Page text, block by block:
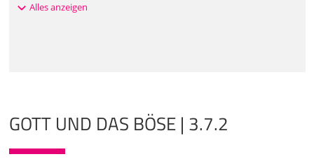
hat in der Pause. Auch jetzt möchte ich vorneweg sagen,
01:04
Also ich rüttel schon ein bisschen. Ich fühle jetzt nicht
meinen Auftrag darin, euch nur zu streicheln. Also ich
Alles anzeigen
GOTT UND DAS BÖSE | 3.7.2